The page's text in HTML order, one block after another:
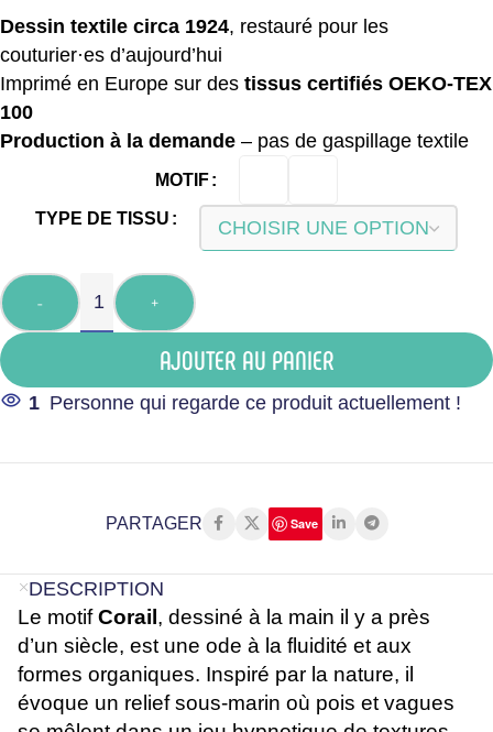
Dessin textile circa 1924, restauré pour les
couturier·es d’aujourd’hui
Imprimé en Europe sur des tissus certifiés OEKO-TEX
100
Production à la demande – pas de gaspillage textile
MOTIF
TYPE DE TISSU
- +
AJOUTER AU PANIER
1 Personne qui regarde ce produit actuellement !
PARTAGER Save
DESCRIPTION
Le motifCorail, dessiné à la main il y a près
d’un siècle, est une ode à la fluidité et aux
formes organiques. Inspiré par la nature, il
évoque un relief sous-marin où pois et vagues